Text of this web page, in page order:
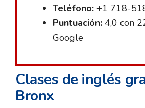
Teléfono: +1 718-
Puntuación: 4,0 con
Google
Clases de inglés
Bronx